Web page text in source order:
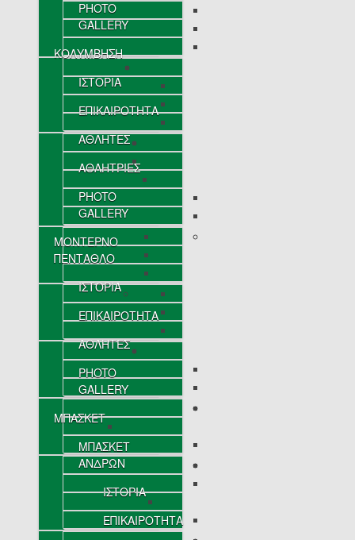
PHOTO
GALLERY
ΚΟΛΥΜΒΗΣΗ
ΙΣΤΟΡΙΑ
ΕΠΙΚΑΙΡΟΤΗΤΑ
ΑΘΛΗΤΕΣ
ΑΘΛΗΤΡΙΕΣ
PHOTO
GALLERY
ΜΟΝΤΕΡΝΟ
ΠΕΝΤΑΘΛΟ
ΙΣΤΟΡΙΑ
ΕΠΙΚΑΙΡΟΤΗΤΑ
ΑΘΛΗΤΕΣ
PHOTO
GALLERY
ΜΠΑΣΚΕΤ
ΜΠΑΣΚΕΤ
ΑΝΔΡΩΝ
ΙΣΤΟΡΙΑ
ΕΠΙΚΑΙΡΟΤΗΤΑ